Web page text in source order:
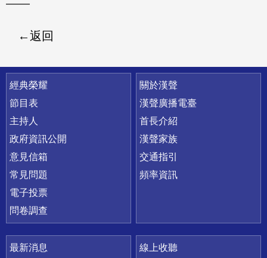
返回
快速連結
經典榮耀
節目表
主持人
政府資訊公開
意見信箱
常見問題
電子投票
問卷調查
關於漢聲
漢聲廣播電臺
首長介紹
漢聲家族
交通指引
頻率資訊
最新消息
線上收聽